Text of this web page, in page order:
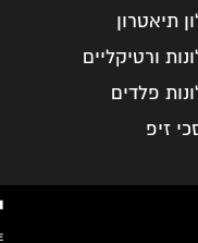
תיאטרון
ורטיקליים
פלדים
זיפ